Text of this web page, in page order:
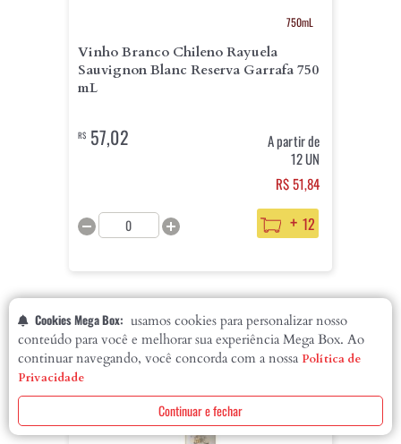
750mL
Vinho Branco Chileno Rayuela
Sauvignon Blanc Reserva Garrafa 750
mL
R$57,02
A partir de
12 UN
R$ 51,84
+ 12
EXCLUSIVO
Cookies Mega Box: usamos cookies para personalizar nosso
conteúdo para você e melhorar sua experiência Mega Box. Ao
continuar navegando, você concorda com a nossa Política de
Privacidade
Continuar e fechar